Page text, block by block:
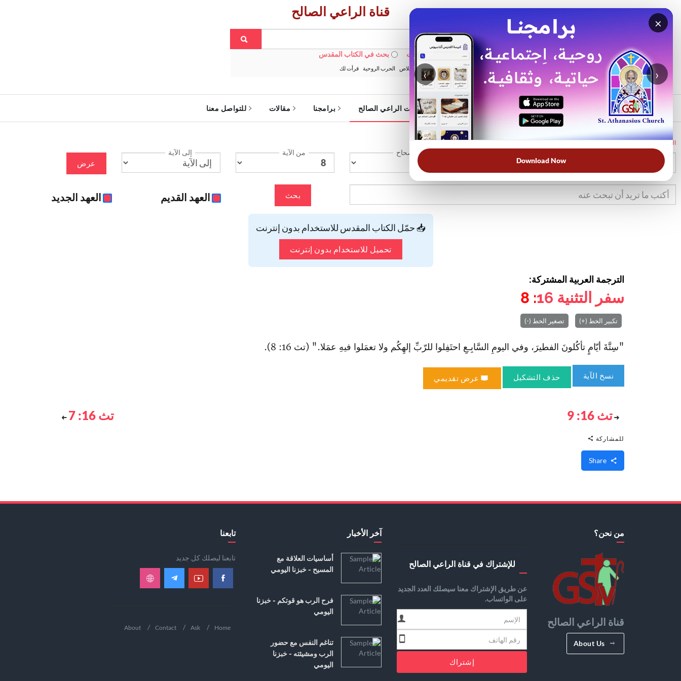
×
‹ ›
Download Now
قناة الراعي الصالح
بحث في الويبسايت بحث في الكتاب المقدس
الأكثر بحثًا: خبزنا اليومي الخلاص الحرب الروحية قرأت لك
الرئيسية خدمات الراعي الصالح برامجنا مقالات للتواصل معنا
الرئيسية
الإصحاح من الآية إلى الآية
عرض
بحث العهد القديم العهد الجديد
📥 حمّل الكتاب المقدس للاستخدام بدون إنترنت
تحميل للاستخدام بدون إنترنت
الترجمة العربية المشتركة:
سفر التثنية 16
: 8
تكبير الخط (+) تصغير الخط (-)
"سِتَّةَ أيّامٍ تأكُلونَ الفطيرَ، وفي اليومِ السَّابِـعِ ا‏حتَفِلوا للرّبِّ إلهِكُم ولا تعمَلوا فيهِ عمَلا‌." (تث 16: 8).
نسخ الآية حذف التشكيل عرض تقديمي
تث 16: 9 تث 16: 7
للمشاركة
من نحن؟
قناة الراعي الصالح
About Us
للإشتراك في قناة الراعي الصالح
عن طريق الإشتراك معنا سيصلك العدد الجديد
على الواتساب.
إشتراك
آخر الأخبار
أساسيات العلاقة مع
المسيح - خبزنا اليومي
فرح الرب هو قوتكم - خبزنا
اليومي
تناغم النفس مع حضور
الرب ومشيئته - خبزنا
اليومي
تابعنا
تابعنا ليصلك كل جديد
Home
Ask
Contact
About